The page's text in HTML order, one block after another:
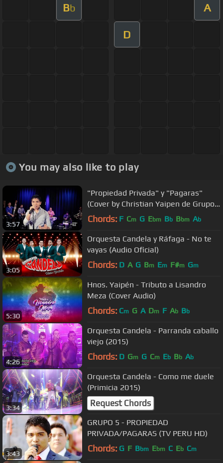
Bb A
D
You may also like to play
3:57
"Propiedad Privada" y "Pagaras"
(Cover by Christian Yaipen de Grupo
5)
Chords: F Cm G Ebm Bb Bbm Ab
3:05
Orquesta Candela y Ráfaga - No te
vayas (Audio Oficial)
Chords: D A G Bm Em F#m Gm
5:30
Hnos. Yaipén - Tributo a Lisandro
Meza (Cover Audio)
Chords: Cm G A Dm F Ab Bb
4:26
Orquesta Candela - Parranda caballo
viejo (2015)
Chords: D Gm G Cm Eb Bb Ab
3:34
Orquesta Candela - Como me duele
(Primicia 2015)
Request Chords
3:43
GRUPO 5 - PROPIEDAD
PRIVADA/PAGARAS (TV PERU HD)
Chords: G F Bbm Ebm C Eb Cm